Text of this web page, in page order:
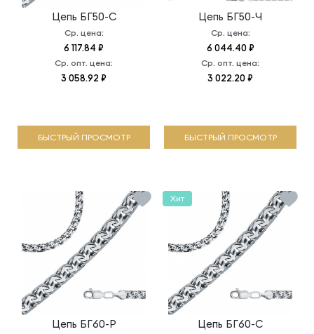
Цепь БГ50-С
Ср. цена:
6 117.84 ₽
Ср. опт. цена:
3 058.92 ₽
БЫСТРЫЙ ПРОСМОТР
Цепь БГ50-Ч
Ср. цена:
6 044.40 ₽
Ср. опт. цена:
3 022.20 ₽
БЫСТРЫЙ ПРОСМОТР
Цепь БГ60-Р Цепь БГ60-С
Хит